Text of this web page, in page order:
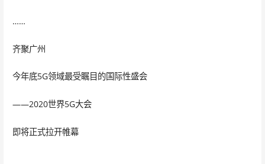
……
齐聚广州
今年底5G领域最受瞩目的国际性盛会
——2020世界5G大会
即将正式拉开帷幕